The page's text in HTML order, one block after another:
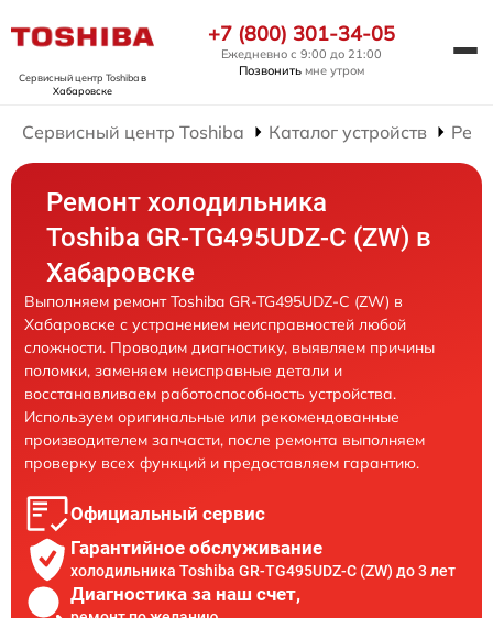
Сервисный центр Toshibaв
Хабаровске
+7 (800) 301-34-05
Ежедневно с 9:00 до 21:00
Позвонить мне утром
Сервисный центр Toshiba Каталог устройств
Ремонт холодильника
Toshiba GR-TG495UDZ-C (ZW) в
Хабаровске
Выполняем ремонт Toshiba GR-TG495UDZ-C (ZW) в
Хабаровске с устранением неисправностей любой
сложности. Проводим диагностику, выявляем причины
поломки, заменяем неисправные детали и
восстанавливаем работоспособность устройства.
Используем оригинальные или рекомендованные
производителем запчасти, после ремонта выполняем
проверку всех функций и предоставляем гарантию.
Официальный сервис
Гарантийное обслуживание
холодильника Toshiba GR-TG495UDZ-C (ZW) до 3 лет
Диагностика за наш счет,